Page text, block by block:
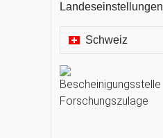
Landeseinstellungen
Schweiz